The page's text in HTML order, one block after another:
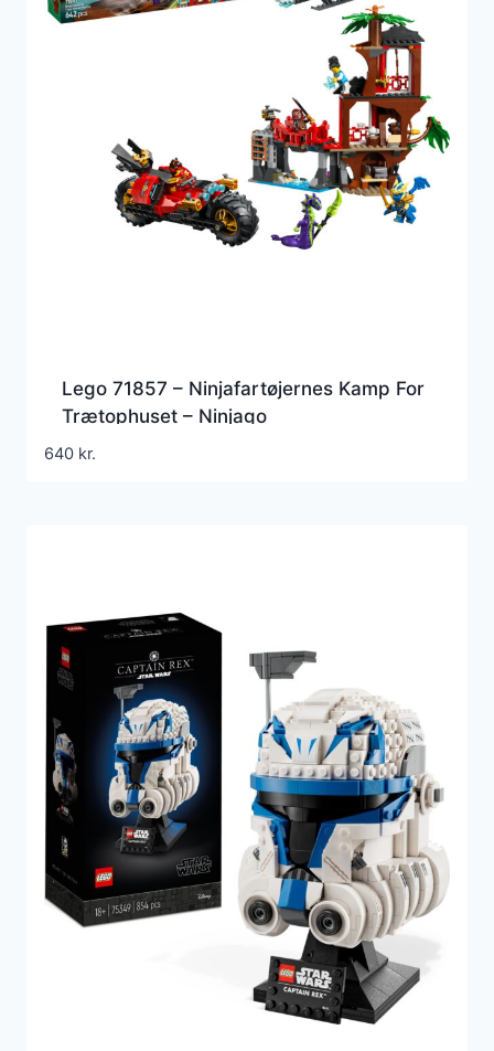
Lego 71857 – Ninjafartøjernes Kamp For
Trætophuset – Ninjago
640 kr.